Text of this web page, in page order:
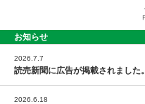
お知らせ
2026.7.7
読売新聞に広告が掲載されました。
2026.6.18
PAGE TOP